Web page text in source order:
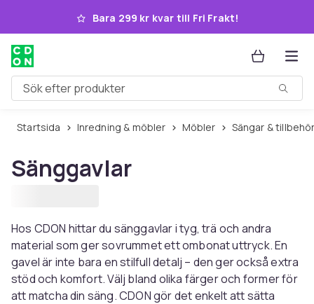
Hoppa till huvudinnehållet
Bara 299 kr kvar till Fri Frakt!
Sök efter produkter
Startsida Inredning & möbler Möbler Sängar &
Sänggavlar
Hos CDON hittar du sänggavlar i tyg, trä och andra
material som ger sovrummet ett ombonat uttryck. En
gavel är inte bara en stilfull detalj – den ger också extra
stöd och komfort. Välj bland olika färger och former för
att matcha din säng. CDON gör det enkelt att sätta